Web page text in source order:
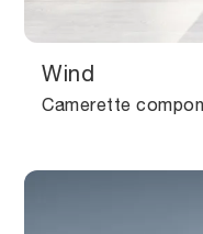
Wind